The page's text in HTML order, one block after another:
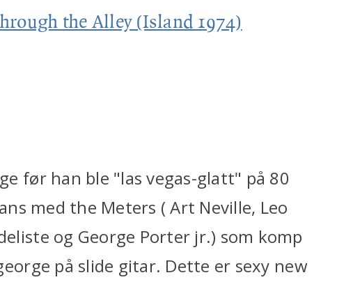
the Alley (Island 1974)
før han ble "las vegas-glatt" på 80
med the Meters ( Art Neville, Leo
og George Porter jr.) som komp
på slide gitar. Dette er sexy new